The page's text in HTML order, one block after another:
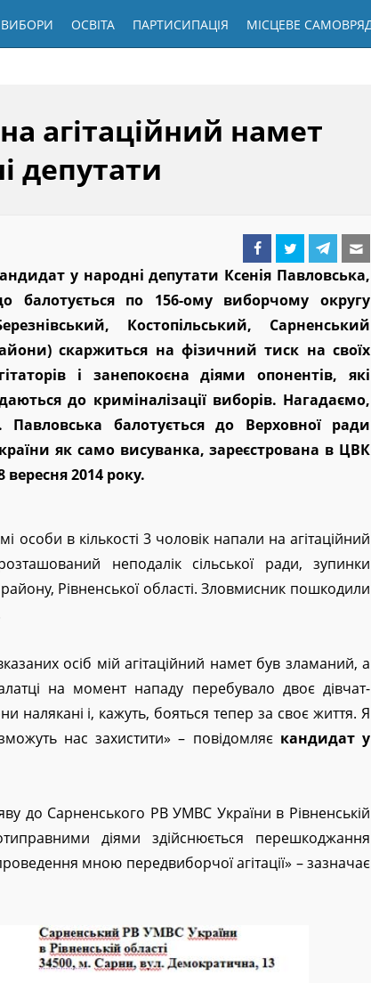
агітаційний намет
депутати
у народні депутати Ксенія Павловська,
балотується по 156-ому виборчому округу
Костопільський, Сарненський
скаржиться на фізичний тиск на своїх
і занепокоєна діями опонентів, які
до криміналізації виборів. Нагадаємо,
Павловська балотується до Верховної ради
як само висуванка, зареєстрована в ЦВК
в кількості 3 чоловік напали на агітаційний
неподалік сільської ради, зупинки
Рівненської області. Зловмисник пошкодили
осіб мій агітаційний намет був зламаний, а
на момент нападу перебувало двоє дівчат-
налякані і, кажуть, бояться тепер за своє життя. Я
нас захистити» – повідомляє
до Сарненського РВ УМВС України в Рівненській
діями здійснюється перешкоджання
мною передвиборчої агітації» – зазначає